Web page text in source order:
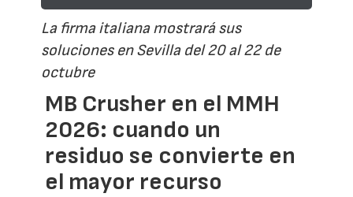
La firma italiana mostrará sus
soluciones en Sevilla del 20 al 22 de
octubre
MB Crusher en el MMH
2026: cuando un
residuo se convierte en
el mayor recurso